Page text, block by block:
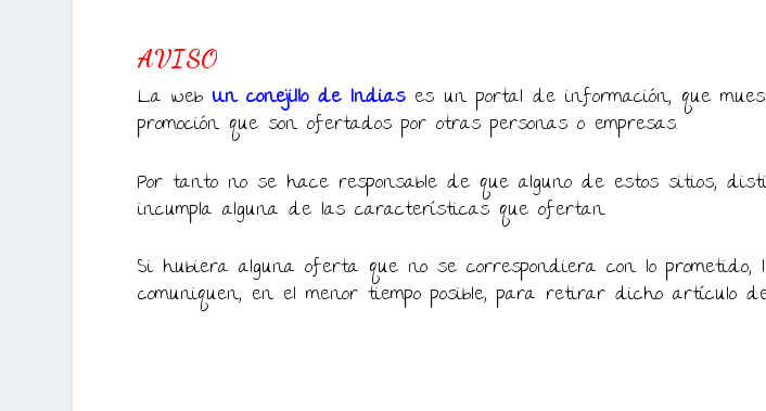
AVISO
La webUn conejillo de Indias es un portal de información, que
promoción que son ofertados por otras personas o empresas.
Por tanto no se hace responsable de que alguno de estos sitios,
incumpla alguna de las características que ofertan.
Si hubiera alguna oferta que no se correspondiera con lo prometido,
comuniquen, en el menor tiempo posible, para retirar dicho artículo